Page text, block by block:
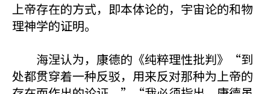
上帝存在的方式，即本体论的，宇宙论的和物
理神学的证明。
海涅认为，康德的《纯粹理性批判》“到
处都贯穿着一种反驳，用来反对那种为上帝的